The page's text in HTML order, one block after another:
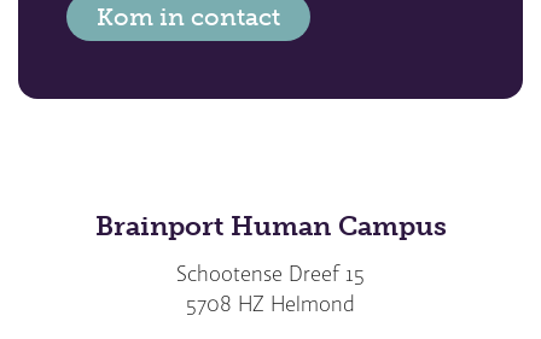
Kom in contact
Brainport Human Campus
Schootense Dreef 15
5708 HZ Helmond